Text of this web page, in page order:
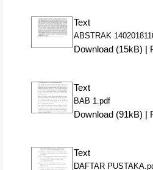
Text
ABSTRAK
Download (15kB)
Text
BAB 1.pdf
Download (91kB)
Text
DAFTAR